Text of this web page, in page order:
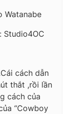
Watanabe
Studio4OC
cách dẫn
thắt ,rồi lần
cách của
“Cowboy